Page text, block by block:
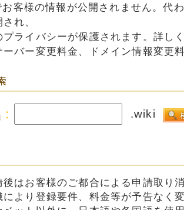
客様の情報が公開されません。代
れ、
ライバシーが保護されます。詳し
ーバー変更料金、ドメイン情報変更
.wiki
後はお客様のご都合による申請取り
により登録要件、料金等が予告なく